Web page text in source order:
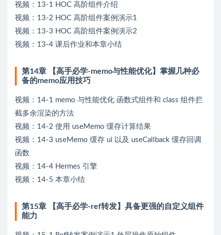
视频：13-1 HOC 高阶组件介绍
视频：13-2 HOC 高阶组件案例演示1
视频：13-3 HOC 高阶组件案例演示2
视频：13-4 课后作业和本章小结
第14章 【高手必学-memo与性能优化】掌握几种必
备的memo应用技巧
视频：14-1 memo 与性能优化 函数式组件和 class 组件拦
截多余渲染的方法
视频：14-2 使用 useMemo 缓存计算结果
视频：14-3 useMemo 缓存 ui 以及 useCallback 缓存回调
函数
视频：14-4 Hermes 引擎
视频：14-5 本章小结
第15章 【高手必学-ref转发】具备更强的自定义组件
能力